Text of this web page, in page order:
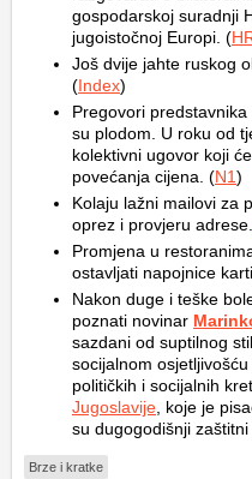
gospodarskoj suradnji
jugoistočnoj Europi. (
Još dvije jahte ruskog
(Index)
Pregovori
su plodom. U roku od
kolektivni ugovor koji
povećanja cijena. (N1)
Kolaju lažni mailovi za
oprez i provjeru
Promjena u
ostavljati napojnice
Nakon duge i teške
poznati novinar
sazdani od suptilnog
socijalnom
političkih i socijalnih
Jugoslavije , koje je
su dugogodišnji
Brze i kratke